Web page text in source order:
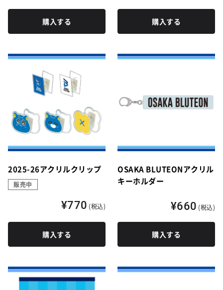
購入する 購入する
2025-26アクリルクリップ
販売中
¥770 (税込)
購入する
OSAKA BLUTEONアクリル
キーホルダー
¥660 (税込)
購入する